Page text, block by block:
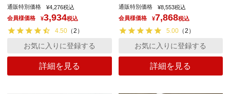
通販特別価格 ¥4,276税込
会員様価格
¥3,934税込
4.50 （2 ）
詳細を見る
お気に入りに登録する
通販特別価格 ¥8,553税込
会員様価格
¥7,868税込
5.00（2 ）
詳細を見る
お気に入りに登録する